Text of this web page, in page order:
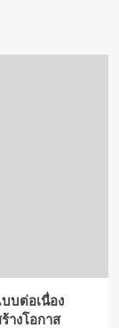
บต่อเนื่อง
างโอกาส